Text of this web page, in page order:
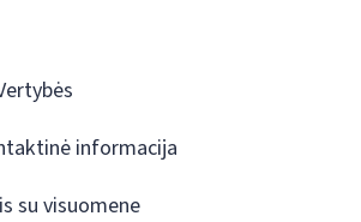
informacija
su visuomene